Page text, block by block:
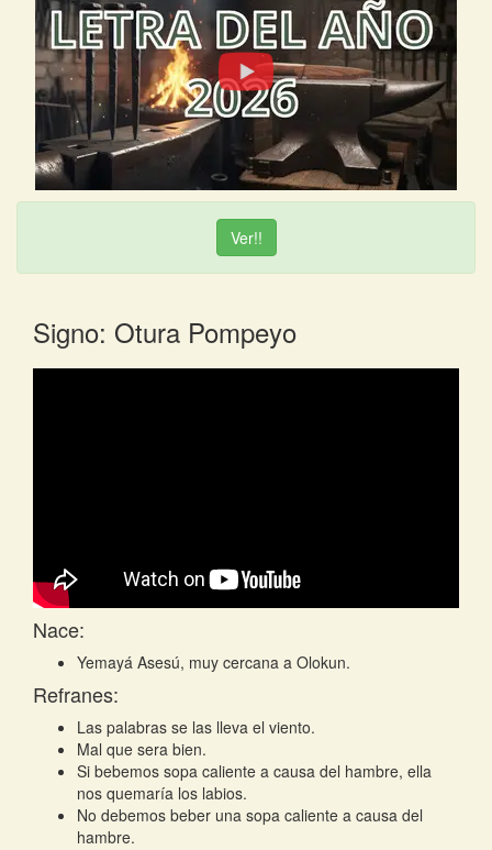
Ver!!
Signo: Otura Pompeyo
Nace:
Yemayá Asesú, muy cercana a Olokun.
Refranes:
Las palabras se las lleva el viento.
Mal que sera bien.
Si bebemos sopa caliente a causa del hambre, ella
nos quemaría los labios.
No debemos beber una sopa caliente a causa del
hambre.